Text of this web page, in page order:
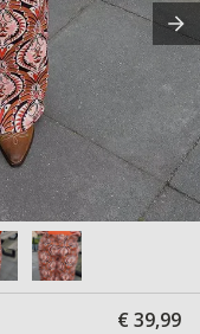
€ 39,99